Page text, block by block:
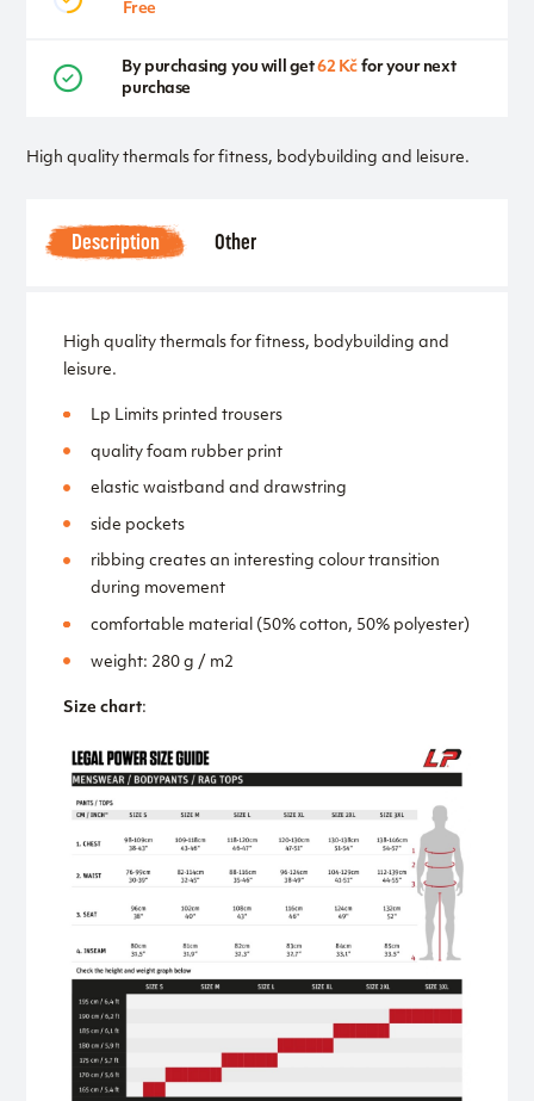
High quality thermals for fitness, bodybuilding and leisure.
Free
By purchasing you will get62 Kč for your next
purchase
Description Other
High quality thermals for fitness, bodybuilding and
leisure.
Lp Limits printed trousers
quality foam rubber print
elastic waistband and drawstring
side pockets
ribbing creates an interesting colour transition
during movement
comfortable material (50% cotton, 50% polyester)
weight: 280 g / m2
Size chart: